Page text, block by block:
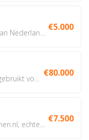
€5.000
€80.000
€7.500